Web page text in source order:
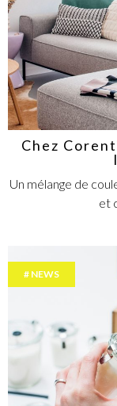
Chez
Un mélange de
et
NEWS